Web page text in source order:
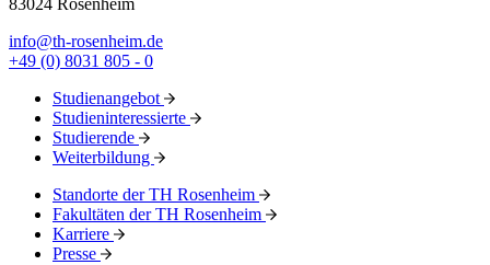
83024 Rosenheim
info@th-rosenheim.de
+49 (0) 8031 805 - 0
Studienangebot
Studieninteressierte
Studierende
Weiterbildung
Standorte der TH Rosenheim
Fakultäten der TH Rosenheim
Karriere
Presse